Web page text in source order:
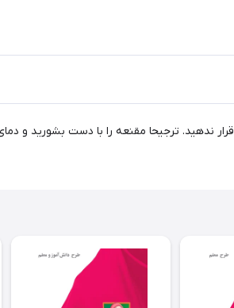
ترجیحا مقنعه را با دست بشورید و دمای